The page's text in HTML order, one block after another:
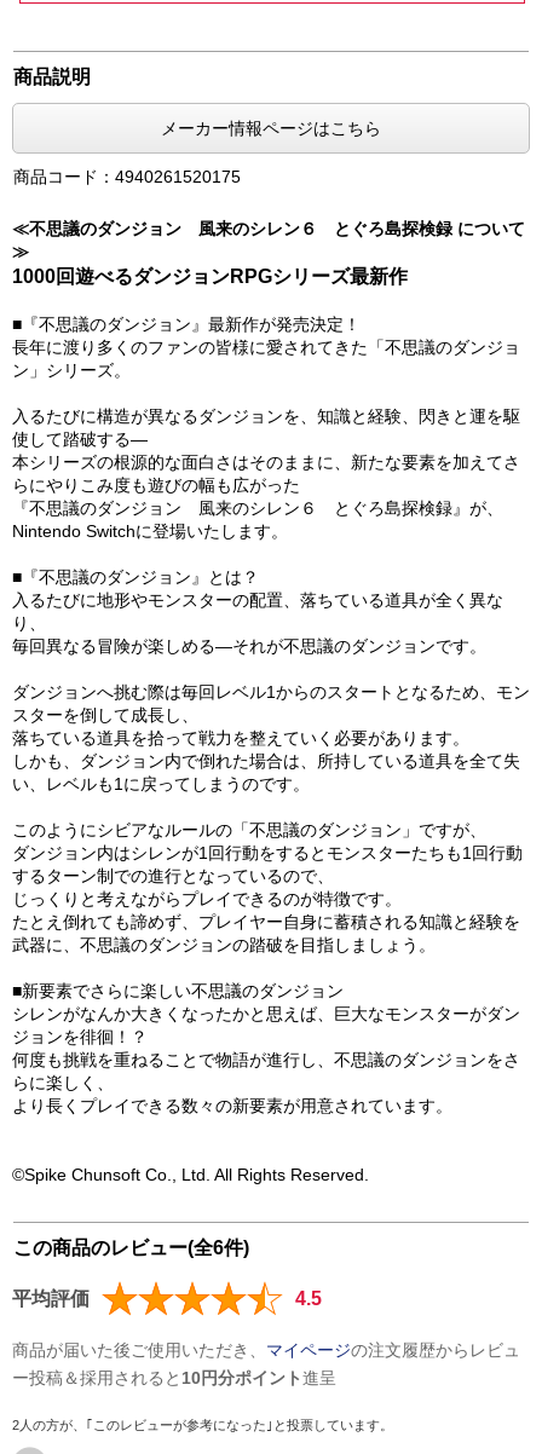
商品説明
メーカー情報ページはこちら
商品コード：4940261520175
≪不思議のダンジョン 風来のシレン６ とぐろ島探検録 について
≫
1000回遊べるダンジョンRPGシリーズ最新作
■『不思議のダンジョン』最新作が発売決定！
長年に渡り多くのファンの皆様に愛されてきた「不思議のダンジョ
ン」シリーズ。
入るたびに構造が異なるダンジョンを、知識と経験、閃きと運を駆
使して踏破する―
本シリーズの根源的な面白さはそのままに、新たな要素を加えてさ
らにやりこみ度も遊びの幅も広がった
『不思議のダンジョン 風来のシレン６ とぐろ島探検録』が、
Nintendo Switchに登場いたします。
■『不思議のダンジョン』とは？
入るたびに地形やモンスターの配置、落ちている道具が全く異な
り、
毎回異なる冒険が楽しめる―それが不思議のダンジョンです。
ダンジョンへ挑む際は毎回レベル1からのスタートとなるため、モン
スターを倒して成長し、
落ちている道具を拾って戦力を整えていく必要があります。
しかも、ダンジョン内で倒れた場合は、所持している道具を全て失
い、レベルも1に戻ってしまうのです。
このようにシビアなルールの「不思議のダンジョン」ですが、
ダンジョン内はシレンが1回行動をするとモンスターたちも1回行動
するターン制での進行となっているので、
じっくりと考えながらプレイできるのが特徴です。
たとえ倒れても諦めず、プレイヤー自身に蓄積される知識と経験を
武器に、不思議のダンジョンの踏破を目指しましょう。
■新要素でさらに楽しい不思議のダンジョン
シレンがなんか大きくなったかと思えば、巨大なモンスターがダン
ジョンを徘徊！？
何度も挑戦を重ねることで物語が進行し、不思議のダンジョンをさ
らに楽しく、
より長くプレイできる数々の新要素が用意されています。
©Spike Chunsoft Co., Ltd. All Rights Reserved.
この商品のレビュー(全6件)
平均評価 4.5
商品が届いた後ご使用いただき、 マイページの注文履歴からレビュ
ー投稿＆採用されると 10円分ポイント進呈
2人の方が、｢このレビューが参考になった｣と投票しています。